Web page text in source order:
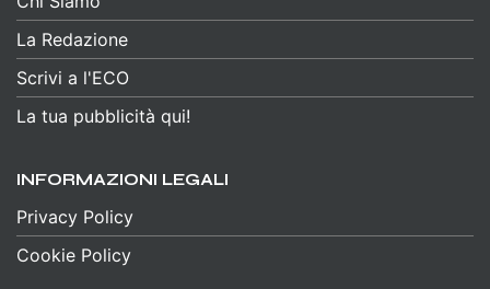
La Redazione
Scrivi a l'ECO
La tua pubblicità qui!
INFORMAZIONI LEGALI
Privacy Policy
Cookie Policy